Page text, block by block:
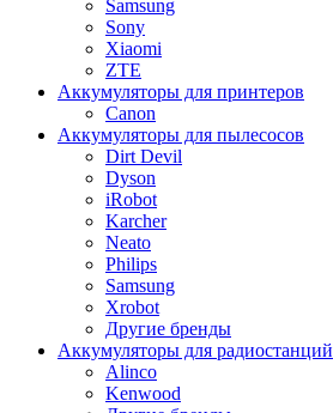
Samsung
Sony
Xiaomi
ZTE
Аккумуляторы для принтеров
Canon
Аккумуляторы для пылесосов
Dirt Devil
Dyson
iRobot
Karcher
Neato
Philips
Samsung
Xrobot
Другие бренды
Аккумуляторы для радиостанций
Alinco
Kenwood